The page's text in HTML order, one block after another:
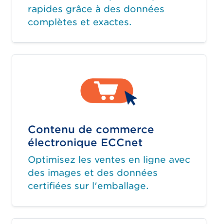
rapides grâce à des données
complètes et exactes.
Contenu de commerce
électronique ECCnet
Optimisez les ventes en ligne avec
des images et des données
certifiées sur l'emballage.